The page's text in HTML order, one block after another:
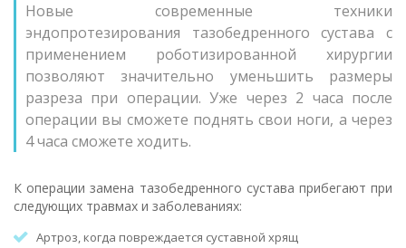
Новые современные техники
эндопротезирования тазобедренного сустава с
применением роботизированной хирургии
позволяют значительно уменьшить размеры
разреза при операции. Уже через 2 часа после
операции вы сможете поднять свои ноги, а через
4 часа сможете ходить.
К операции замена тазобедренного сустава прибегают при
следующих травмах и заболеваниях:
Артроз, когда повреждается суставной хрящ